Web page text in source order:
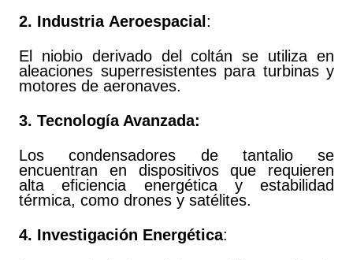
2. Industria Aeroespacial :
El niobio derivado del coltán se utiliza en
aleaciones superresistentes para turbinas y
motores de aeronaves.
3. Tecnología Avanzada:
Los condensadores de tantalio se
encuentran en dispositivos que requieren
alta eficiencia energética y estabilidad
térmica, como drones y satélites.
4. Investigación Energética: